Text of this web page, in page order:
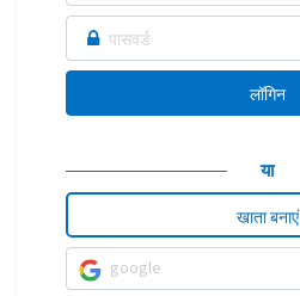
लॉगिन
या
खाता बनाएं
google